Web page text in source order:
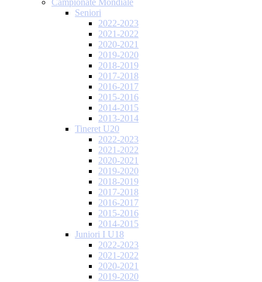
Campionate Mondiale
Seniori
2022-2023
2021-2022
2020-2021
2019-2020
2018-2019
2017-2018
2016-2017
2015-2016
2014-2015
2013-2014
Tineret U20
2022-2023
2021-2022
2020-2021
2019-2020
2018-2019
2017-2018
2016-2017
2015-2016
2014-2015
Juniori I U18
2022-2023
2021-2022
2020-2021
2019-2020